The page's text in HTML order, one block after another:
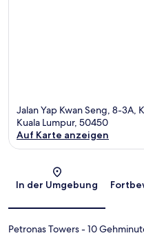
Jalan Yap Kwan Seng, 8-3A,
Kuala Lumpur, 50450
Auf Karte anzeigen
In der Umgebung
Petronas Towers- 10